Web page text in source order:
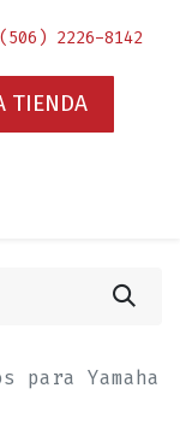
2226-8142
TIENDA
para Yamaha